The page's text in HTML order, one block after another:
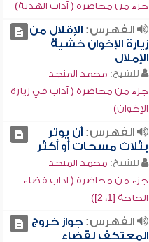
جزء من محاضرة ( آداب الهدية)
الفهرس:الإقلال من
زيارة الإخوان خشية
الإملال
للشيخ: محمد المنجد
جزء من محاضرة ( آداب في زيارة
الإخوان)
الفهرس:أن يوتر
بثلاث مسحات أو أكثر
للشيخ: محمد المنجد
جزء من محاضرة ( آداب قضاء
الحاجة [1، 2])
الفهرس:جواز خروج
المعتكف لقضاء